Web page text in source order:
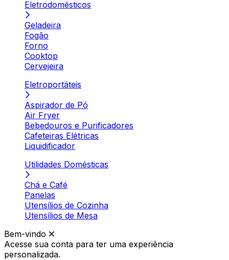
Eletrodomésticos
Geladeira
Fogão
Forno
Cooktop
Cervejeira
Eletroportáteis
Aspirador de Pó
Air Fryer
Bebedouros e Purificadores
Cafeteiras Elétricas
Liquidificador
Utilidades Domésticas
Chá e Café
Panelas
Utensílios de Cozinha
Utensílios de Mesa
Bem-vindo
Acesse sua conta para ter uma experiência
personalizada.